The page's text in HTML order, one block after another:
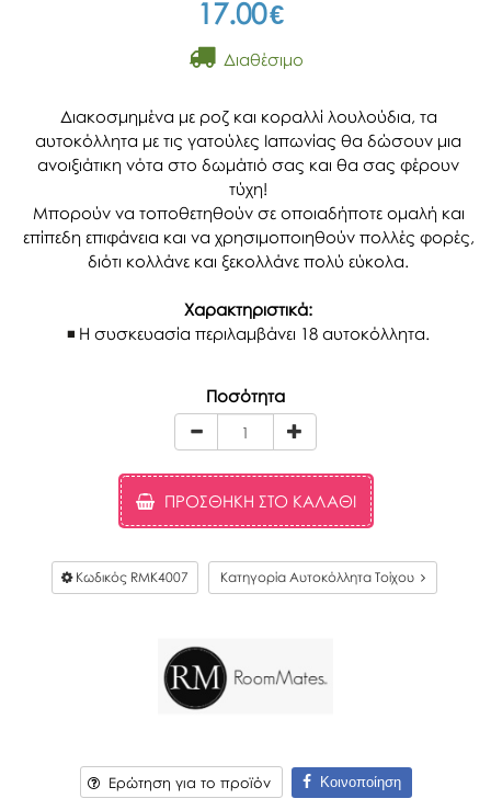
17.00€
Διαθέσιμο
Διακοσμημένα με ροζ και κοραλλί λουλούδια, τα
αυτοκόλλητα με τις γατούλες Ιαπωνίας θα δώσουν μια
ανοιξιάτικη νότα στο δωμάτιό σας και θα σας φέρουν
τύχη!
Μπορούν να τοποθετηθούν σε οποιαδήποτε ομαλή και
επίπεδη επιφάνεια και να χρησιμοποιηθούν πολλές φορές,
διότι κολλάνε και ξεκολλάνε πολύ εύκολα.
Χαρακτηριστικά:
Η συσκευασία περιλαμβάνει 18 αυτοκόλλητα.
Ποσότητα
ΠΡΟΣΘΉΚΗ ΣΤΟ ΚΑΛΆΘΙ
Κωδικός RΜΚ4007 Κατηγορία Αυτοκόλλητα Τοίχου
Ερώτηση για το προϊόν Κοινοποίηση